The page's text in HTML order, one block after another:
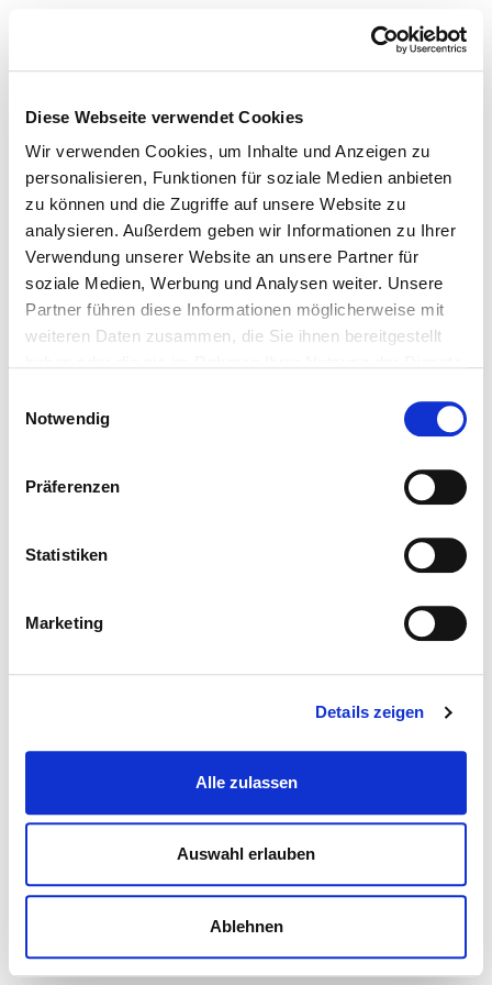
Diese Webseite verwendet Cookies
Wir verwenden Cookies, um Inhalte und Anzeigen zu
personalisieren, Funktionen für soziale Medien anbieten
zu können und die Zugriffe auf unsere Website zu
analysieren. Außerdem geben wir Informationen zu Ihrer
Verwendung unserer Website an unsere Partner für
soziale Medien, Werbung und Analysen weiter. Unsere
Partner führen diese Informationen möglicherweise mit
weiteren Daten zusammen, die Sie ihnen bereitgestellt
Notwendig
Präferenzen
Statistiken
Marketing
Details zeigen
Alle zulassen
Auswahl erlauben
Ablehnen